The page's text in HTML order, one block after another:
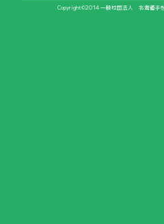
Copyright©2014 一般社団法人 北海道手